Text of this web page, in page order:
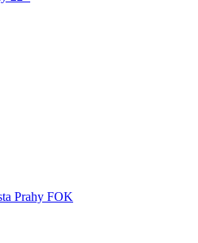
Prahy FOK